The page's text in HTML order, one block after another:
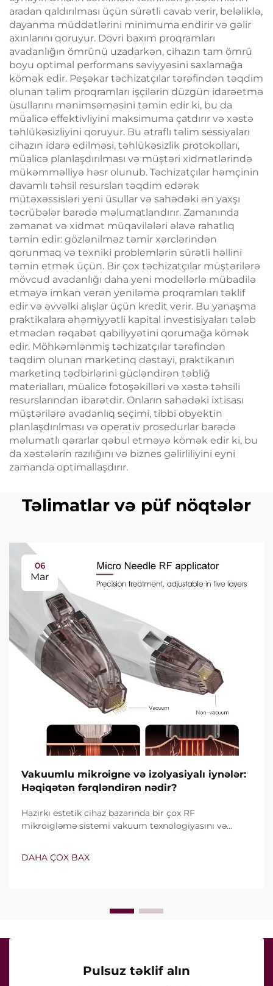
aradan qaldırılması üçün sürətli cavab verir, beləliklə,
dayanma müddətlərini minimuma endirir və gəlir
axınlarını qoruyur. Dövri baxım proqramları
avadanlığın ömrünü uzadarkən, cihazın tam ömrü
boyu optimal performans səviyyəsini saxlamağa
kömək edir. Peşəkar təchizatçılar tərəfindən təqdim
olunan təlim proqramları işçilərin düzgün idarəetmə
üsullarını mənimsəməsini təmin edir ki, bu da
müalicə effektivliyini maksimuma çatdırır və xəstə
təhlükəsizliyini qoruyur. Bu ətraflı təlim sessiyaları
cihazın idarə edilməsi, təhlükəsizlik protokolları,
müalicə planlaşdırılması və müştəri xidmətlərində
mükəmməlliyə həsr olunub. Təchizatçılar həmçinin
davamlı təhsil resursları təqdim edərək
mütəxəssisləri yeni üsullar və sahədəki ən yaxşı
təcrübələr barədə məlumatlandırır. Zamanında
zəmanət və xidmət müqavilələri əlavə rahatlıq
təmin edir: gözlənilməz təmir xərclərindən
qorunmaq və texniki problemlərin sürətli həllini
təmin etmək üçün. Bir çox təchizatçılar müştərilərə
mövcud avadanlığı daha yeni modellərlə mübadilə
etməyə imkan verən yeniləmə proqramları təklif
edir və əvvəlki alışlar üçün kredit verir. Bu yanaşma
praktikalara əhəmiyyətli kapital investisiyaları tələb
etmədən rəqabət qabiliyyətini qorumağa kömək
edir. Möhkəmlənmiş təchizatçılar tərəfindən
təqdim olunan marketinq dəstəyi, praktikanın
marketinq tədbirlərini gücləndirən təbliğ
materialları, müalicə fotoşəkilləri və xəstə təhsili
resurslarından ibarətdir. Onların sahədəki ixtisası
müştərilərə avadanlıq seçimi, tibbi obyektin
planlaşdırılması və operativ prosedurlar barədə
məlumatlı qərarlar qəbul etməyə kömək edir ki, bu
da xəstələrin razılığını və biznes gəlirliliyini eyni
zamanda optimallaşdırır.
Təlimatlar və püf nöqtələr
06
Mar
Vakuumlu mikroigne və izolyasiyalı iynələr:
Həqiqətən fərqləndirən nədir?
Hazırkı estetik cihaz bazarında bir çox RF
mikroigləmə sistemi vakuum texnologiyasını və
deyil, onların klinik müalicə zamanı necə dəqiq işlədiyi
DAHA ÇOX BAX
Pulsuz təklif alın